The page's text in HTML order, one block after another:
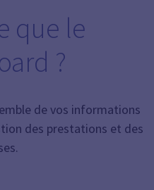
que le
?
de vos informations
des prestations et des